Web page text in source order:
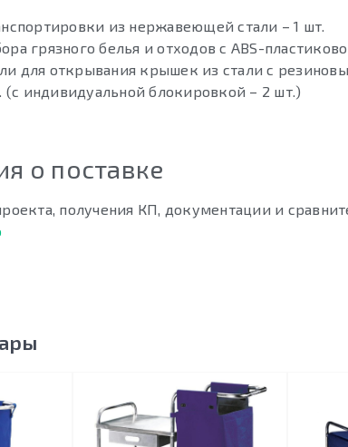
из нержавеющей стали – 1 шт.
грязного белья и отходов c ABS-
для открывания крышек из стали с
(с индивидуальной блокировкой – 2 шт.)
о поставке
получения КП, документации и